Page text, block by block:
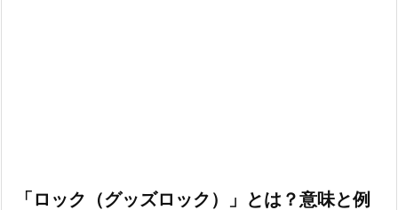
「ロック（グッズロック）」とは？意味と例